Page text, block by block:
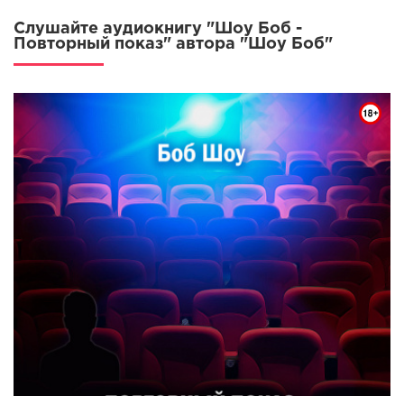
Слушайте аудиокнигу "Шоу Боб -
Повторный показ" автора "Шоу Боб"